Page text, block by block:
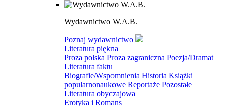
Wydawnictwo W.A.B.
Poznaj wydawnictwo
Literatura piękna
Proza polska Proza zagraniczna Poezja/Dramat
Literatura faktu
Biografie/Wspomnienia Historia Książki
popularnonaukowe Reportaże Pozostałe
Literatura obyczajowa
Erotyka i Romans